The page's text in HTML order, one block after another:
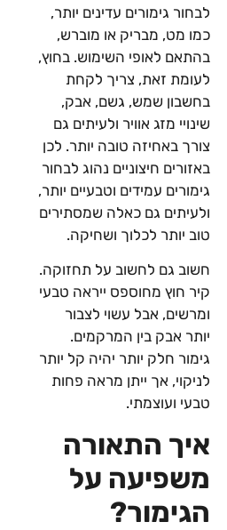
לבחור גימורים עדינים יותר,
כמו מט, מבריק או מוברש,
בהתאם לאופי השימוש. בחוץ,
לעומת זאת, צריך לקחת
בחשבון שמש, גשם, אבק,
שינויי מזג אוויר ולעיתים גם
צורך באחיזה טובה יותר. לכן
באזורים חיצוניים נהוג לבחור
גימורים עמידים וטבעיים יותר,
ולעיתים גם כאלה שמסתירים
טוב יותר לכלוך ושחיקה.
חשוב גם לחשוב על תחזוקה.
קיר חוץ מחוספס ייראה טבעי
ומרשים, אבל עשוי לצבור
יותר אבק בין המרקמים.
גימור חלק יותר יהיה קל יותר
לניקוי, אך ייתן מראה פחות
טבעי ועוצמתי.
איך התאורה
משפיעה על
הגימור?